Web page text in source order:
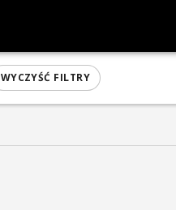
WYCZYŚĆ FILTRY